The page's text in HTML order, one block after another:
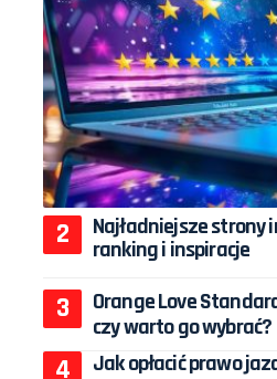
Najładniejsze strony
ranking i inspiracje
Orange Love
czy warto go wybrać?
Jak opłacić prawo